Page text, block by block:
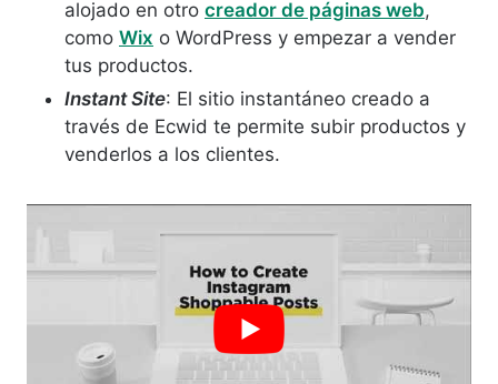
alojado en otro creador de páginas web,
como Wix o WordPress y empezar a vender
tus productos.
Instant Site: El sitio instantáneo creado a
través de Ecwid te permite subir productos y
venderlos a los clientes.